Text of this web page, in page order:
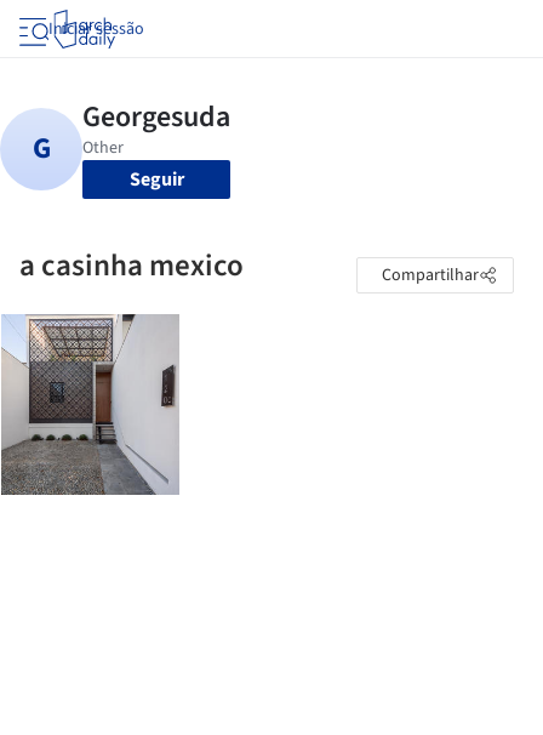
Iniciar sessão
Seguir
a casinha mexico Compartilhar